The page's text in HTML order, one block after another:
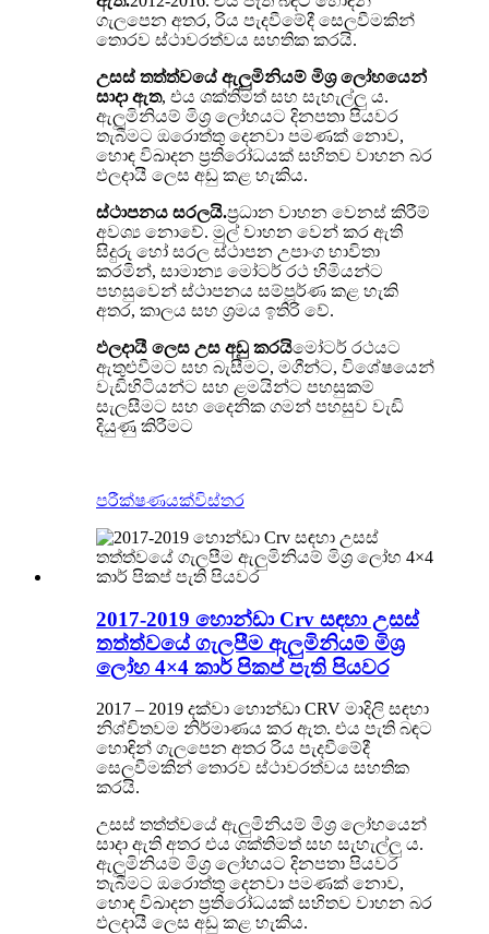
ගැලපෙන අතර, රිය පැදවීමේදී සෙලවීමකින්
තොරව ස්ථාවරත්වය සහතික කරයි.
උසස් තත්ත්වයේ ඇලුමිනියම් මිශ්‍ර ලෝහයෙන්
සාදා ඇත, එය ශක්තිමත් සහ සැහැල්ලු ය.
ඇලුමිනියම් මිශ්‍ර ලෝහයට දිනපතා පියවර
තැබීමට ඔරොත්තු දෙනවා පමණක් නොව,
හොඳ විඛාදන ප්‍රතිරෝධයක් සහිතව වාහන බර
ඵලදායී ලෙස අඩු කළ හැකිය.
ස්ථාපනය සරලයි.ප්‍රධාන වාහන වෙනස් කිරීම්
අවශ්‍ය නොවේ. මුල් වාහන වෙන් කර ඇති
සිදුරු හෝ සරල ස්ථාපන උපාංග භාවිතා
කරමින්, සාමාන්‍ය මෝටර් රථ හිමියන්ට
පහසුවෙන් ස්ථාපනය සම්පූර්ණ කළ හැකි
අතර, කාලය සහ ශ්‍රමය ඉතිරි වේ.
ඵලදායී ලෙස උස අඩු කරයිමෝටර් රථයට
ඇතුළුවීමට සහ බැසීමට, මගීන්ට, විශේෂයෙන්
වැඩිහිටියන්ට සහ ළමයින්ට පහසුකම්
සැලසීමට සහ දෛනික ගමන් පහසුව වැඩි
දියුණු කිරීමට
පරීක්ෂණයක්විස්තර
2017-2019 හොන්ඩා Crv සඳහා උසස්
තත්ත්වයේ ගැලපීම ඇලුමිනියම් මිශ්‍ර
ලෝහ 4×4 කාර් පිකප් පැති පියවර
2017 – 2019 දක්වා හොන්ඩා CRV මාදිලි සඳහා
නිශ්චිතවම නිර්මාණය කර ඇත. එය පැති බඳට
හොඳින් ගැලපෙන අතර රිය පැදවීමේදී
සෙලවීමකින් තොරව ස්ථාවරත්වය සහතික
කරයි.
උසස් තත්ත්වයේ ඇලුමිනියම් මිශ්‍ර ලෝහයෙන්
සාදා ඇති අතර එය ශක්තිමත් සහ සැහැල්ලු ය.
ඇලුමිනියම් මිශ්‍ර ලෝහයට දිනපතා පියවර
තැබීමට ඔරොත්තු දෙනවා පමණක් නොව,
හොඳ විඛාදන ප්‍රතිරෝධයක් සහිතව වාහන බර
ඵලදායී ලෙස අඩු කළ හැකිය.